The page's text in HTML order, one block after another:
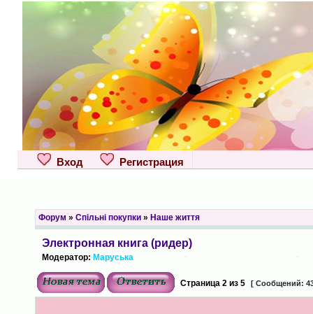
Вход Регистрация
Форум » Спільні покупки» Наше життя
Электронная книга (ридер)
Модератор: Маруська
Страница 2из 5 [ Сообщений: